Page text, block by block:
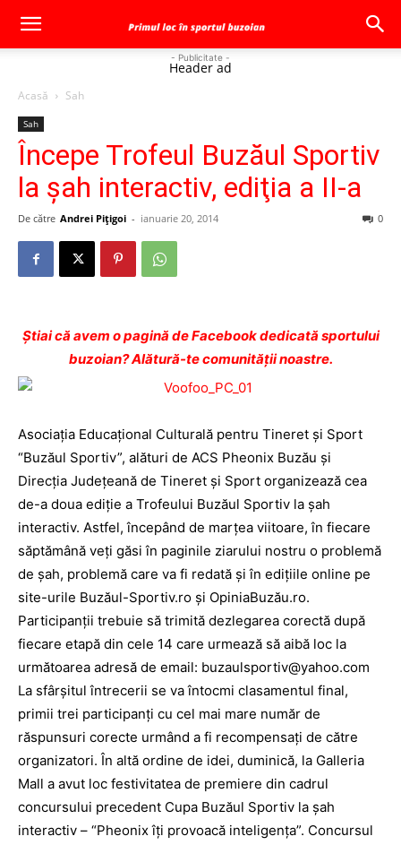
- Publicitate -
Header ad
Acasă Sah
Sah
Începe Trofeul Buzăul Sportiv
la şah interactiv, ediţia a II-a
De către Andrei Pițigoi - ianuarie 20, 2014 0
Ştiai că avem o pagină de Facebook dedicată sportului
buzoian? Alătură-te comunității noastre.
Asociaţia Educaţional Culturală pentru Tineret şi Sport
“Buzăul Sportiv”, alături de ACS Pheonix Buzău şi
Direcţia Judeţeană de Tineret şi Sport organizează cea
de-a doua ediţie a Trofeului Buzăul Sportiv la şah
interactiv. Astfel, începând de marţea viitoare, în fiecare
săptămână veţi găsi în paginile ziarului nostru o problemă
de şah, problemă care va fi redată şi în ediţiile online pe
site-urile Buzăul-Sportiv.ro şi OpiniaBuzău.ro.
Participanţii trebuie să trimită dezlegarea corectă după
fiecare etapă din cele 14 care urmează să aibă loc la
următoarea adresă de email: buzaulsportiv@yahoo.com
La sfârşitul întrecerii se va întocmi clasamentul final,
primii trei participanţi cu cel mai mare număr de
răspunsuri corecte urmând a fi recompensaţi de către
organizatori. În altă ordine de idei, duminică, la Galleria
Mall a avut loc festivitatea de premiere din cadrul
concursului precedent Cupa Buzăul Sportiv la şah
interactiv – “Pheonix îţi provoacă inteligenţa”. Concursul